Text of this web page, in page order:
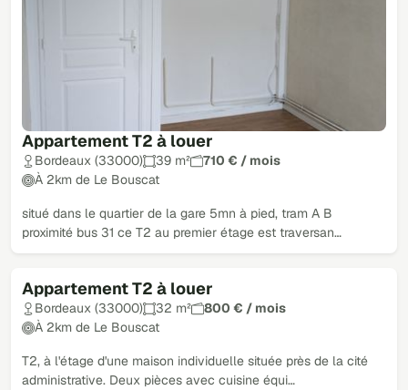
Appartement T2 à louer
Bordeaux (33000) 39 m²
710 € / mois
À 2km de Le Bouscat
situé dans le quartier de la gare 5mn à pied, tram A B
proximité bus 31 ce T2 au premier étage est traversan…
Appartement T2 à louer
Bordeaux (33000) 32 m²
800 € / mois
À 2km de Le Bouscat
T2, à l'étage d'une maison individuelle située près de la cité
administrative. Deux pièces avec cuisine équi…